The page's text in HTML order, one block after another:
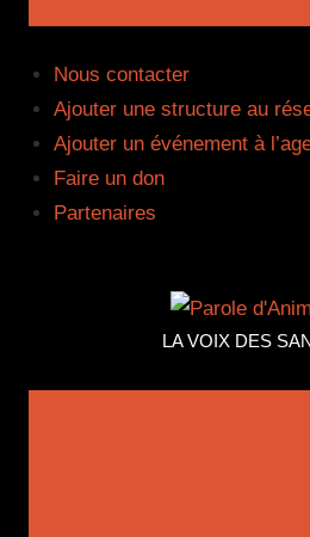
Nous contacter
Ajouter une structure au
Ajouter un événement à
Faire un don
Partenaires
LA VOIX DES